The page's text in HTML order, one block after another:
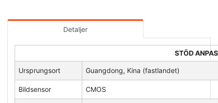
Detaljer
STÖD
Ursprungsort Guangdong, Kina (fastlandet)
Bildsensor CMOS